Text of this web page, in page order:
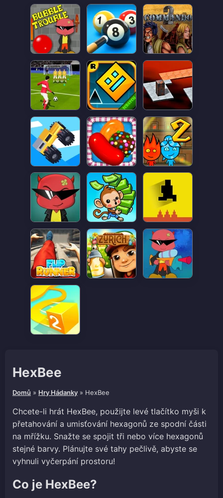
HexBee
Domů » Hry Hádanky » HexBee
Chcete-li hrát HexBee, použijte levé tlačítko myši k
přetahování a umisťování hexagonů ze spodní části
na mřížku. Snažte se spojit tři nebo více hexagonů
stejné barvy. Plánujte své tahy pečlivě, abyste se
vyhnuli vyčerpání prostoru!
Co je HexBee?